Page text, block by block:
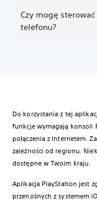
Czy mogę
telefonu?
Do korzystania z tej
funkcje wymagają konsoli
połączenia z Internetem.
zależności od regionu.
dostępne w Twoim kraju.
Aplikacja PlayStation jest
przenośnych z systemem